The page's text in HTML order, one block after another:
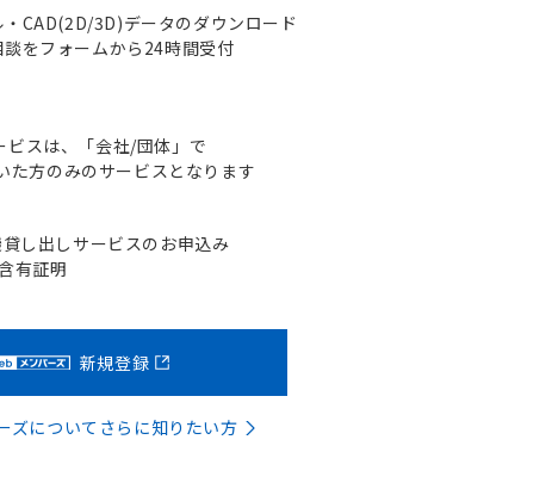
・CAD(2D/3D)データのダウンロード
談をフォームから24時間受付
ビスは、「会社/団体」で
た方のみのサービスとなります
貸し出しサービスのお申込み
有証明
新規登録
ズについてさらに知りたい方